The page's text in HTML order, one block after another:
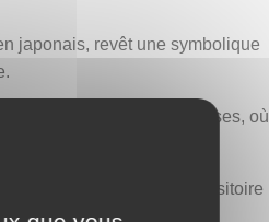
japonais, revêt une symbolique
traditionnelles japonaises, où
vie, elles incarnent la transitoire
renouveau, de réussite et